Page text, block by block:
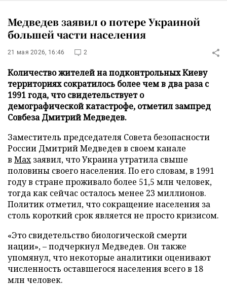
Медведев заявил о потере Украиной
большей части населения
21 мая 2026, 16:46 2
Количество жителей на подконтрольных Киеву
территориях сократилось более чем в два раза с
1991 года, что свидетельствует о
демографической катастрофе, отметил зампред
Совбеза Дмитрий Медведев.
Заместитель председателя Совета безопасности
России Дмитрий Медведев в своем канале
в Махзаявил, что Украина утратила свыше
половины своего населения. По его словам, в 1991
году в стране проживало более 51,5 млн человек,
тогда как сейчас осталось менее 23 миллионов.
Политик отметил, что сокращение населения за
столь короткий срок является не просто кризисом.
«Это свидетельство биологической смерти
нации», – подчеркнул Медведев. Он также
упомянул, что некоторые аналитики оценивают
численность оставшегося населения всего в 18
млн человек.